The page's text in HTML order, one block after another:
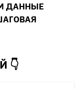
ДАННЫЕ
👇